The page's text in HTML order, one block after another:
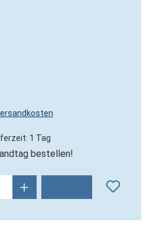
1 Tag
bestellen!
Gib den gewünschten